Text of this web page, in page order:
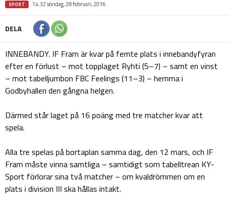
SPORT 14:32 söndag, 28 februari, 2016
DELA
INNEBANDY. IF Fram är kvar på femte plats i innebandyfyran
efter en förlust – mot topplaget Ryhti (5–7) – samt en vinst
– mot tabelljumbon FBC Feelings (11–3) – hemma i
Godbyhallen den gångna helgen.
Därmed står laget på 16 poäng med tre matcher kvar att
spela.
Alla tre spelas på bortaplan samma dag, den 12 mars, och IF
Fram måste vinna samtliga – samtidigt som tabelltrean KY-
Sport förlorar sina två matcher – om kvaldrömmen om en
plats i division III ska hållas intakt.